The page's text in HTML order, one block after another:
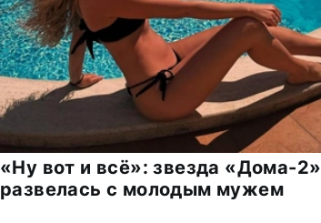
«Ну вот и всё»: звезда «Дома-2»
развелась с молодым мужем